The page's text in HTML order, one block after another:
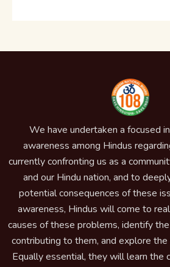
We have undertaken a focused
awareness among Hindus
currently confronting us as a
and our Hindu nation, and to
potential consequences of these
awareness, Hindus will come to
causes of these problems, identify
contributing to them, and explore
Equally essential, they will learn the